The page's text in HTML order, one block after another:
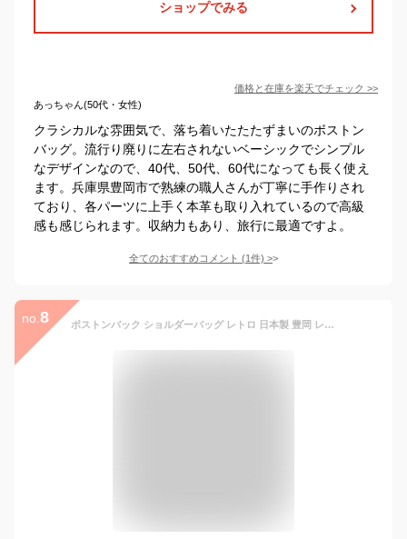
ショップでみる
価格と在庫を楽天でチェック >>
あっちゃん(50代・女性)
クラシカルな雰囲気で、落ち着いたたたずまいのボストン
バッグ。流行り廃りに左右されないベーシックでシンプル
なデザインなので、40代、50代、60代になっても長く使え
ます。兵庫県豊岡市で熟練の職人さんが丁寧に手作りされ
ており、各パーツに上手く本革も取り入れているので高級
感も感じられます。収納力もあり、旅行に最適ですよ。
全てのおすすめコメント (1件) >
no. 8 ボストンバック ショルダーバッグ レトロ 日本製 豊岡 レディース おしゃれ 布 メンズ 男女兼用 ダレス ポケット付き 3泊 シンプル 多機能 人気 衣川産業 旅行 白化合皮ボストンバッグ 32L 52007 革 2 way 2 WAY